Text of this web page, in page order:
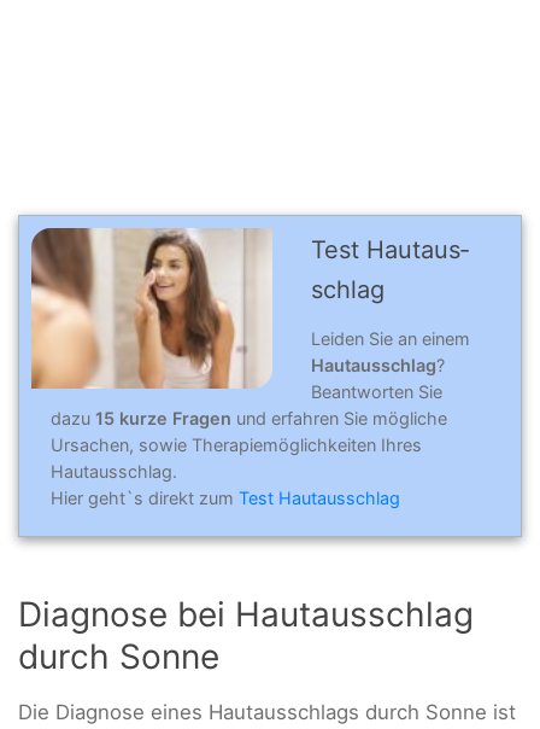
Test Hautaus­
schlag
Leiden Sie an einem
Hautausschlag?
Beantworten Sie
dazu 15 kurze Fragen und erfahren Sie mögliche
Ursachen, sowie Therapiemöglichkeiten Ihres
Hautausschlag.
Hier geht`s direkt zum Test Hautausschlag
Diagnose bei Hautausschlag
durch Sonne
Die Diagnose eines Hautausschlags durch Sonne ist